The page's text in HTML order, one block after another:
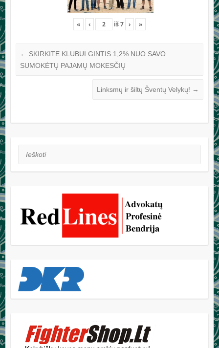
« ‹ iš7 › »
← SKIRKITE KLUBUI GINTIS 1,2% NUO SAVO
SUMOKĖTŲ PAJAMŲ MOKESČIŲ
Linksmų ir šiltų Šventų Velykų! →
Ieškoti